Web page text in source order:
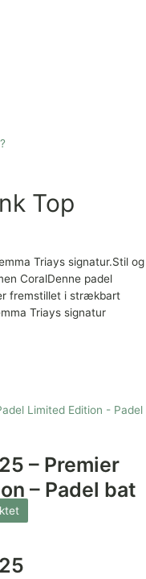
Top
Triays signatur.Stil og
CoralDenne padel
fremstillet i strækbart
Triays signatur
– Premier
– Padel bat